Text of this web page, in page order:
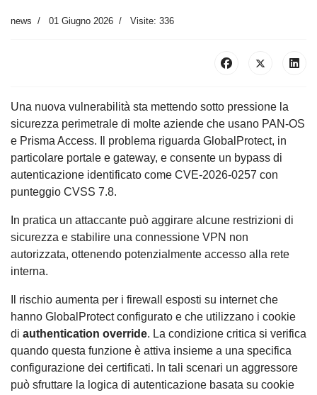
news 01 Giugno 2026 Visite: 336
Una nuova vulnerabilità sta mettendo sotto pressione la
sicurezza perimetrale di molte aziende che usano PAN-OS
e Prisma Access. Il problema riguarda GlobalProtect, in
particolare portale e gateway, e consente un bypass di
autenticazione identificato come CVE-2026-0257 con
punteggio CVSS 7.8.
In pratica un attaccante può aggirare alcune restrizioni di
sicurezza e stabilire una connessione VPN non
autorizzata, ottenendo potenzialmente accesso alla rete
interna.
Il rischio aumenta per i firewall esposti su internet che
hanno GlobalProtect configurato e che utilizzano i cookie
di authentication override. La condizione critica si verifica
quando questa funzione è attiva insieme a una specifica
configurazione dei certificati. In tali scenari un aggressore
può sfruttare la logica di autenticazione basata su cookie